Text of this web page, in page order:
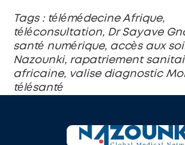
Tags : télémédecine Afrique,
téléconsultation, Dr Sayave
santé numérique, accès aux
Nazounki, rapatriement
africaine, valise diagnostic
télésanté